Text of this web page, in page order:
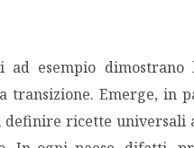
ad esempio dimostrano
transizione. Emerge, in
definire ricette universali